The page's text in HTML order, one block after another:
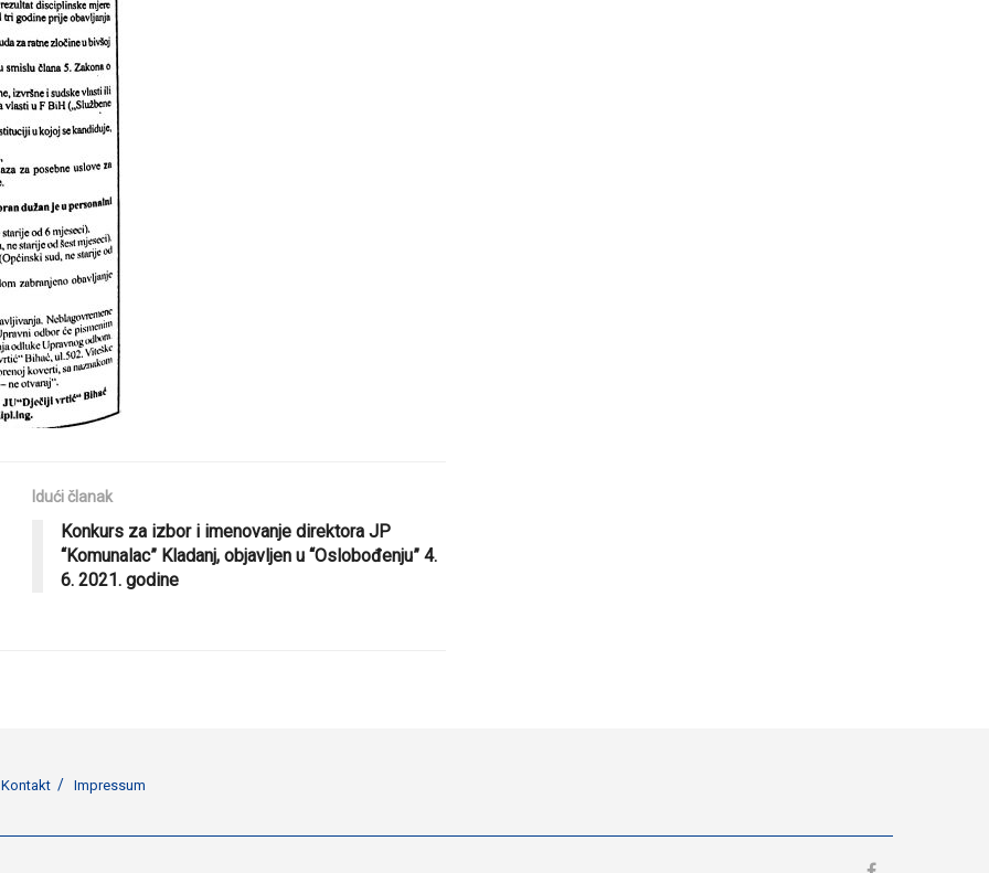
Idući članak
Konkurs za izbor i imenovanje direktora JP
“Komunalac” Kladanj, objavljen u “Oslobođenju” 4.
6. 2021. godine
Kontakt Impressum